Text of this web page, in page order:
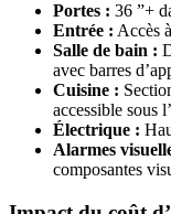
Portes : 36 ”+
Entrée : Accès
Salle de bain :
avec barres
Cuisine :
accessible sous
Électrique :
Alarmes
composantes